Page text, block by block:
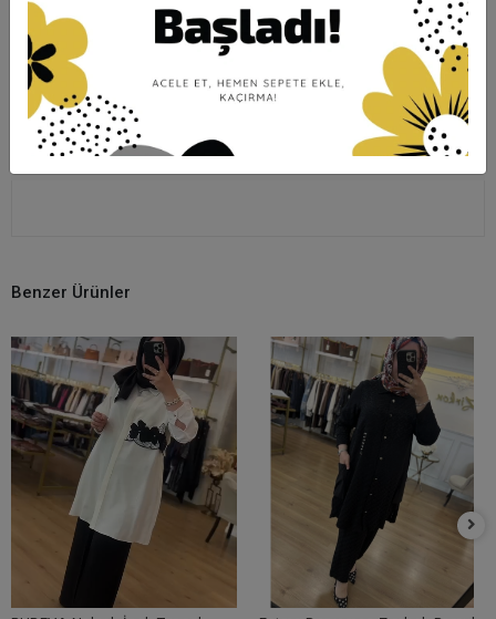
Ürün Açıklaması Taksit Seçenekleri
Yorumlar
Benzer Ürünler